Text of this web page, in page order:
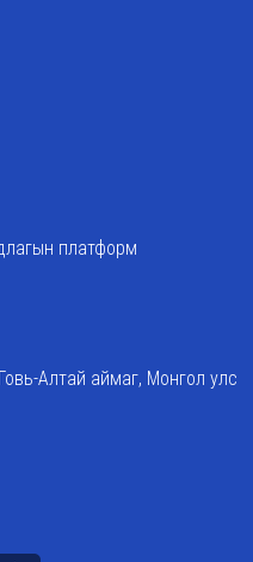
платформ
Алтай аймаг, Монгол улс